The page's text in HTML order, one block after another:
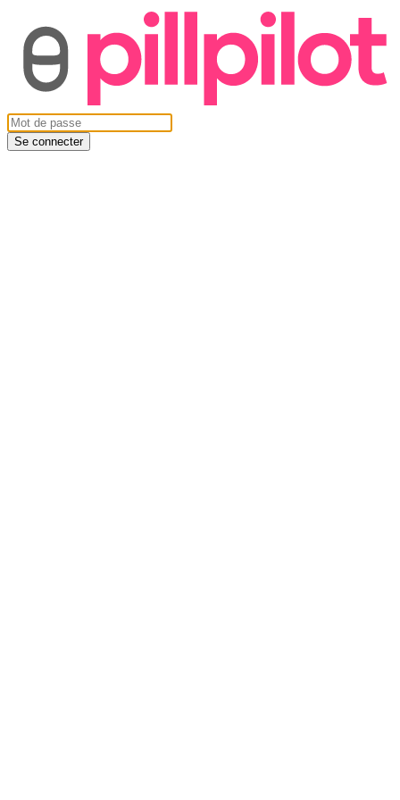
Se connecter